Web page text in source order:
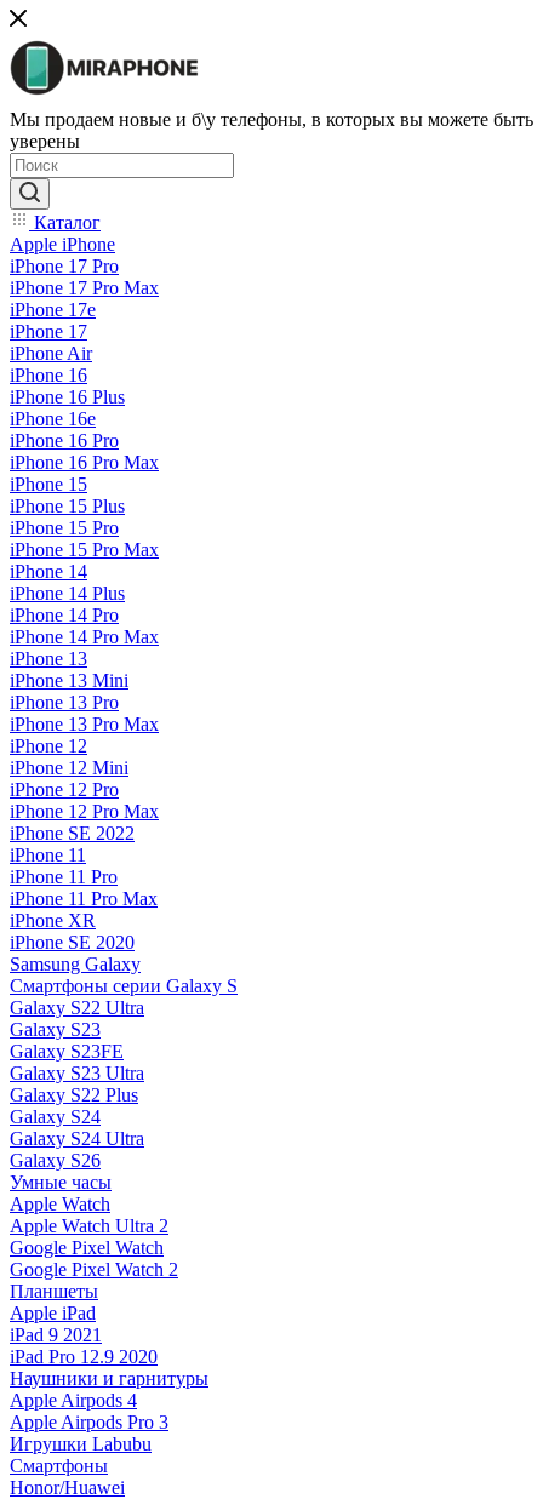
Мы продаем новые и б\у телефоны, в которых вы можете быть
уверены
Каталог
Apple iPhone
iPhone 17 Pro
iPhone 17 Pro Max
iPhone 17e
iPhone 17
iPhone Air
iPhone 16
iPhone 16 Plus
iPhone 16e
iPhone 16 Pro
iPhone 16 Pro Max
iPhone 15
iPhone 15 Plus
iPhone 15 Pro
iPhone 15 Pro Max
iPhone 14
iPhone 14 Plus
iPhone 14 Pro
iPhone 14 Pro Max
iPhone 13
iPhone 13 Mini
iPhone 13 Pro
iPhone 13 Pro Max
iPhone 12
iPhone 12 Mini
iPhone 12 Pro
iPhone 12 Pro Max
iPhone SE 2022
iPhone 11
iPhone 11 Pro
iPhone 11 Pro Max
iPhone XR
iPhone SE 2020
Samsung Galaxy
Смартфоны серии Galaxy S
Galaxy S22 Ultra
Galaxy S23
Galaxy S23FE
Galaxy S23 Ultra
Galaxy S22 Plus
Galaxy S24
Galaxy S24 Ultra
Galaxy S26
Умные часы
Apple Watch
Apple Watch Ultra 2
Google Pixel Watch
Google Pixel Watch 2
Планшеты
Apple iPad
iPad 9 2021
iPad Pro 12.9 2020
Наушники и гарнитуры
Apple Airpods 4
Apple Airpods Pro 3
Игрушки Labubu
Смартфоны
Honor/Huawei